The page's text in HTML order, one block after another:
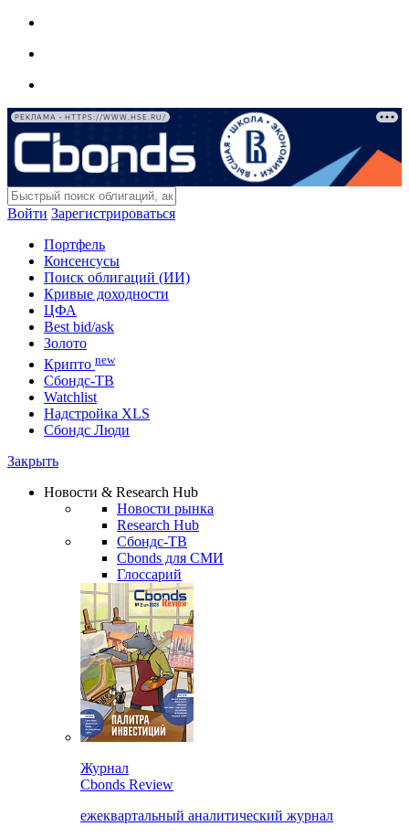
РЕКЛАМА • HTTPS://WWW.HSE.RU/
Войти Зарегистрироваться
Портфель
Консенсусы
Поиск облигаций (ИИ)
Кривые доходности
ЦФА
Best bid/ask
Золото
Крипто new
Сбондс-ТВ
Watchlist
Надстройка XLS
Сбондс Люди
Закрыть
Новости & Research Hub
Новости рынка
Research Hub
Сбондс-ТВ
Cbonds для СМИ
Глоссарий
Журнал
Cbonds Review
ежеквартальный аналитический журнал